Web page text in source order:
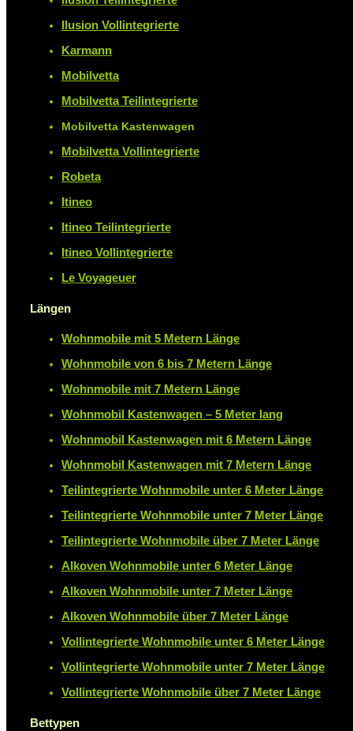
Ilusion Vollintegrierte
Karmann
Mobilvetta
Mobilvetta Teilintegrierte
Mobilvetta Kastenwagen
Mobilvetta Vollintegrierte
Robeta
Itineo
Itineo Teilintegrierte
Itineo Vollintegrierte
Le Voyageuer
Längen
Wohnmobile mit 5 Metern Länge
Wohnmobile von 6 bis 7 Metern Länge
Wohnmobile mit 7 Metern Länge
Wohnmobil Kastenwagen – 5 Meter lang
Wohnmobil Kastenwagen mit 6 Metern Länge
Wohnmobil Kastenwagen mit 7 Metern Länge
Teilintegrierte Wohnmobile unter 6 Meter Länge
Teilintegrierte Wohnmobile unter 7 Meter Länge
Teilintegrierte Wohnmobile über 7 Meter Länge
Alkoven Wohnmobile unter 6 Meter Länge
Alkoven Wohnmobile unter 7 Meter Länge
Alkoven Wohnmobile über 7 Meter Länge
Vollintegrierte Wohnmobile unter 6 Meter Länge
Vollintegrierte Wohnmobile unter 7 Meter Länge
Vollintegrierte Wohnmobile über 7 Meter Länge
Bettypen